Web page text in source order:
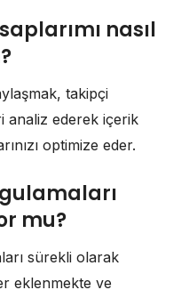
nasıl
takipçi
analiz ederek içerik
optimize eder.
mu?
sürekli olarak
eklenmekte ve